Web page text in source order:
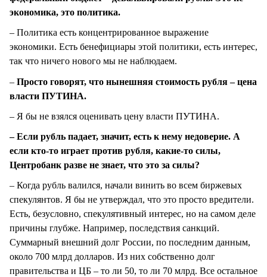
экономика, это политика.
– Политика есть концентрированное выражение
экономики. Есть бенефициары этой политики, есть интерес,
так что ничего нового мы не наблюдаем.
– Просто говорят, что нынешняя стоимость рубля – цена
власти ПУТИНА.
– Я бы не взялся оценивать цену власти ПУТИНА.
– Если рубль падает, значит, есть к нему недоверие. А
если кто-то играет против рубля, какие-то силы,
Центробанк разве не знает, что это за силы?
– Когда рубль валился, начали винить во всем биржевых
спекулянтов. Я бы не утверждал, что это просто вредители.
Есть, безусловно, спекулятивный интерес, но на самом деле
причины глубже. Например, последствия санкций.
Суммарный внешний долг России, по последним данным,
около 700 млрд долларов. Из них собственно долг
правительства и ЦБ – то ли 50, то ли 70 млрд. Все остальное